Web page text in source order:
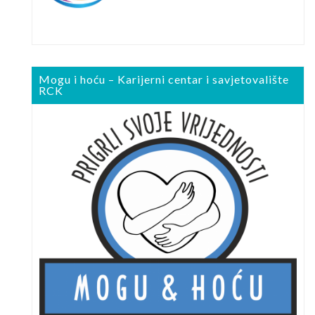
Mogu i hoću – Karijerni centar i savjetovalište
RCK